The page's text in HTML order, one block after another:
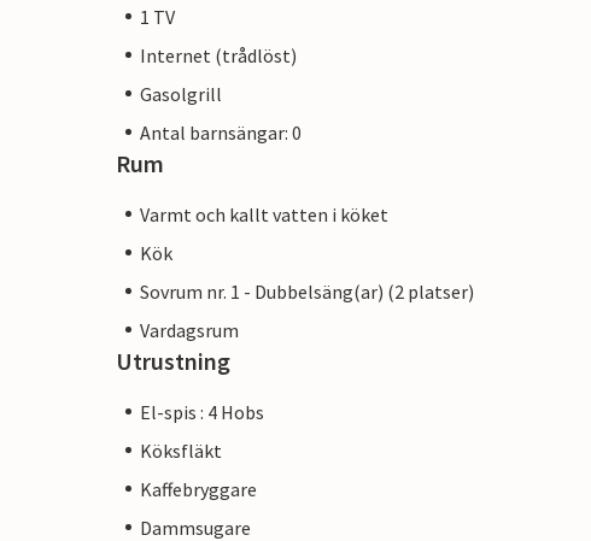
1 TV
Internet (trådlöst)
Gasolgrill
Antal barnsängar: 0
Rum
Varmt och kallt vatten i köket
Kök
Sovrum nr. 1 - Dubbelsäng(ar) (2 platser)
Vardagsrum
Utrustning
El-spis : 4 Hobs
Köksfläkt
Kaffebryggare
Dammsugare